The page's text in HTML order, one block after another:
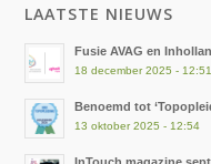
LAATSTE NIEUWS
Fusie AVAG en
18 december 2025 - 12:51
Benoemd tot
13 oktober 2025 - 12:54
InTouch magazine